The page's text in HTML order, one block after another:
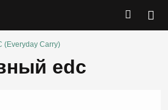
(Everyday Carry)
edc